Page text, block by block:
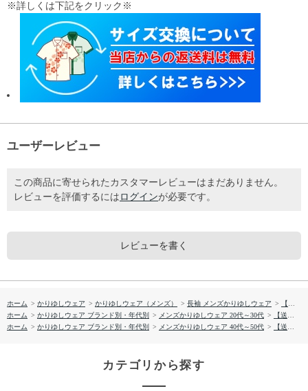
※詳しくは下記をクリック※
ユーザーレビュー
この商品に寄せられたカスタマーレビューはまだありません。
レビューを評価するには ログインが必要です。
レビューを書く
ホーム > かりゆしウェア > かりゆしウェア（メンズ） > 長袖 メンズかりゆしウェア >
【送料無料】形態安定 シンプルフラワー柄 長袖 かりゆしウェアP1025-29
ホーム > かりゆしウェア ブランド別・年代別 > メンズかりゆしウェア 20代～30代 >
【送料無料】形態安定 シンプルフラワー柄 長袖 かりゆしウェアP1025-29
ホーム > かりゆしウェア ブランド別・年代別 > メンズかりゆしウェア 40代～50代 > 【送料無料】形態安定 シンプルフラワー柄 長袖 かりゆしウェアP1025-29
カテゴリから探す